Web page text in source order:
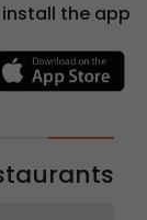
the app.